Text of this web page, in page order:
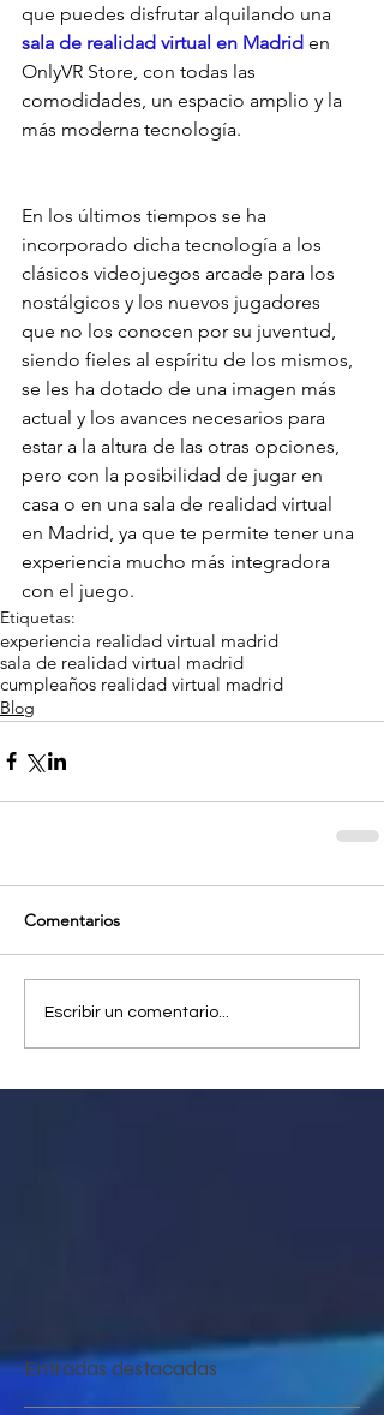
que puedes disfrutar alquilando una
sala de realidad virtual en Madrid en
OnlyVR Store, con todas las
comodidades, un espacio amplio y la
más moderna tecnología.
En los últimos tiempos se ha
incorporado dicha tecnología a los
clásicos videojuegos arcade para los
nostálgicos y los nuevos jugadores
que no los conocen por su juventud,
siendo fieles al espíritu de los mismos,
se les ha dotado de una imagen más
actual y los avances necesarios para
estar a la altura de las otras opciones,
pero con la posibilidad de jugar en
casa o en una sala de realidad virtual
en Madrid, ya que te permite tener una
experiencia mucho más integradora
con el juego.
Etiquetas:
experiencia realidad virtual madrid
sala de realidad virtual madrid
cumpleaños realidad virtual madrid
Blog
Comentarios
Escribir un comentario...
Entradas destacadas